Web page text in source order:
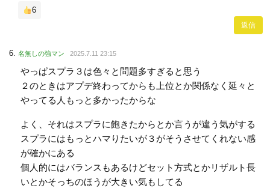
6
返信
名無しの強マン 2025.7.11 23:15
やっぱスプラ３は色々と問題多すぎると思う
２のときはアプデ終わってからも上位とか関係なく延々と
やってる人もっと多かったからな
よく、それはスプラに飽きたからとか言うが違う気がする
スプラにはもっとハマりたいが３がそうさせてくれない感
が確かにある
個人的にはバランスもあるけどセット方式とかリザルト長
いとかそっちのほうが大きい気もしてる